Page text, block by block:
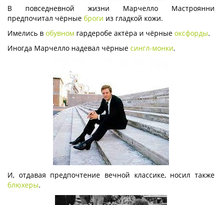
В повседневной жизни Марчелло Мастроянни
предпочитал чёрные броги из гладкой кожи.
Имелись в обувном гардеробе актёра и чёрные оксфорды.
Иногда Марчелло надевал чёрные сингл-монки.
И, отдавая предпочтение вечной классике, носил также
блюхеры.